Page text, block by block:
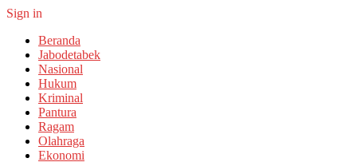
Sign in
Beranda
Jabodetabek
Nasional
Hukum
Kriminal
Pantura
Ragam
Olahraga
Ekonomi